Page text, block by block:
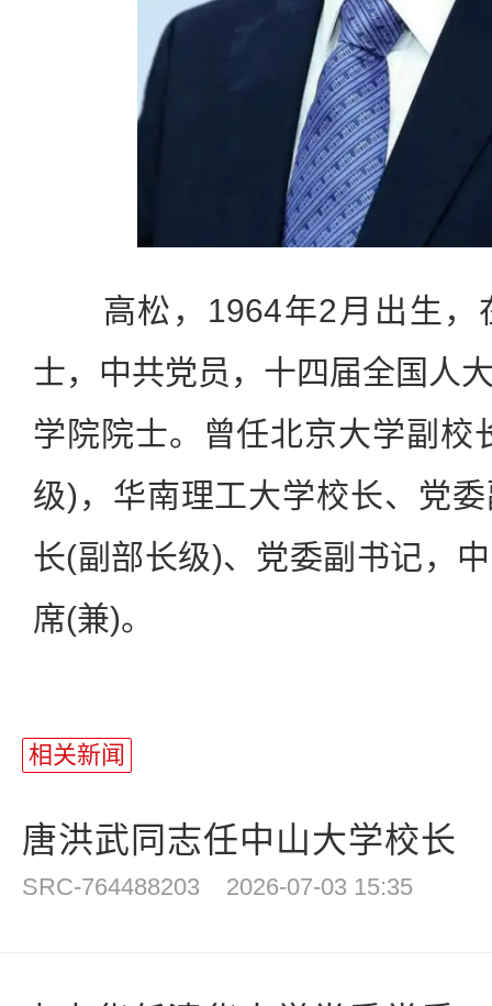
高松，1964年2月出生，
士，中共党员，十四届全国人
学院院士。曾任北京大学副校
级)，华南理工大学校长、党
长(副部长级)、党委副书记，
席(兼)。
相关新闻
唐洪武同志任中山大学校长
SRC-764488203 2026-07-03 15:35